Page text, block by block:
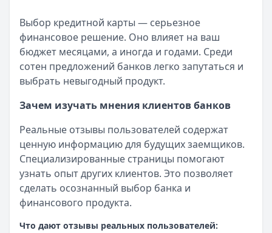
Выбор кредитной карты — серьезное
финансовое решение. Оно влияет на ваш
бюджет месяцами, а иногда и годами. Среди
сотен предложений банков легко запутаться и
выбрать невыгодный продукт.
Зачем изучать мнения клиентов банков
Реальные отзывы пользователей содержат
ценную информацию для будущих заемщиков.
Специализированные страницы помогают
узнать опыт других клиентов. Это позволяет
сделать осознанный выбор банка и
финансового продукта.
Что дают отзывы реальных пользователей: